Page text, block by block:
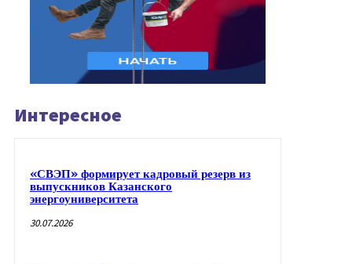
Интересное
«СВЭП» формирует кадровый резерв из
выпускников Казанского
энергоуниверситета
30.07.2026